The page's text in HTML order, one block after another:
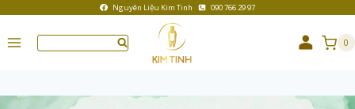
Nguyên Liệu Kim Tinh 090 766 29 97
0